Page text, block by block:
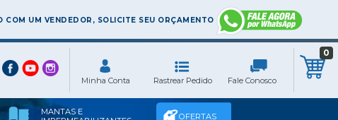
COM UM VENDEDOR, SOLICITE SEU ORÇAMENTO
0
MANTAS E
OFERTAS